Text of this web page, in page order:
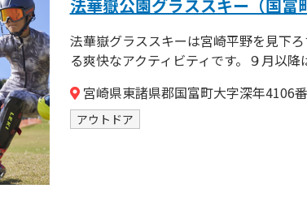
法華嶽公園グラススキー（国富
法華嶽グラススキーは宮崎平野を見下
る爽快なアクティビティです。９月以降
宮崎県東諸県郡国富町大字深年4106
アウトドア